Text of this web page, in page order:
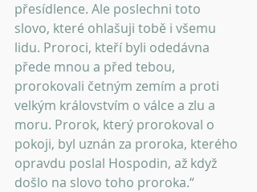
přesídlence. Ale poslechni toto
slovo, které ohlašuji tobě i všemu
lidu. Proroci, kteří byli odedávna
přede mnou a před tebou,
prorokovali četným zemím a proti
velkým královstvím o válce a zlu a
moru. Prorok, který prorokoval o
pokoji, byl uznán za proroka, kterého
opravdu poslal Hospodin, až když
došlo na slovo toho proroka.“